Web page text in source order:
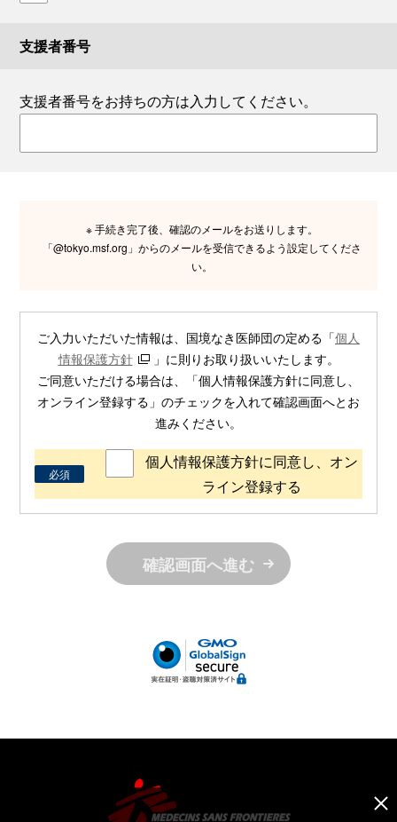
支援者番号
支援者番号をお持ちの方は入力してください。
※ 手続き完了後、確認のメールをお送りします。
「@tokyo.msf.org」からのメールを受信できるよう設定してくださ
い。
ご入力いただいた情報は、国境なき医師団の定める「個人
情報保護方針
」に則りお取り扱いいたします。
ご同意いただける場合は、「個人情報保護方針に同意し、
オンライン登録する」のチェックを入れて確認画面へとお
進みください。
必須
個人情報保護方針に同意し、オン
ライン登録する
確認画面へ進む